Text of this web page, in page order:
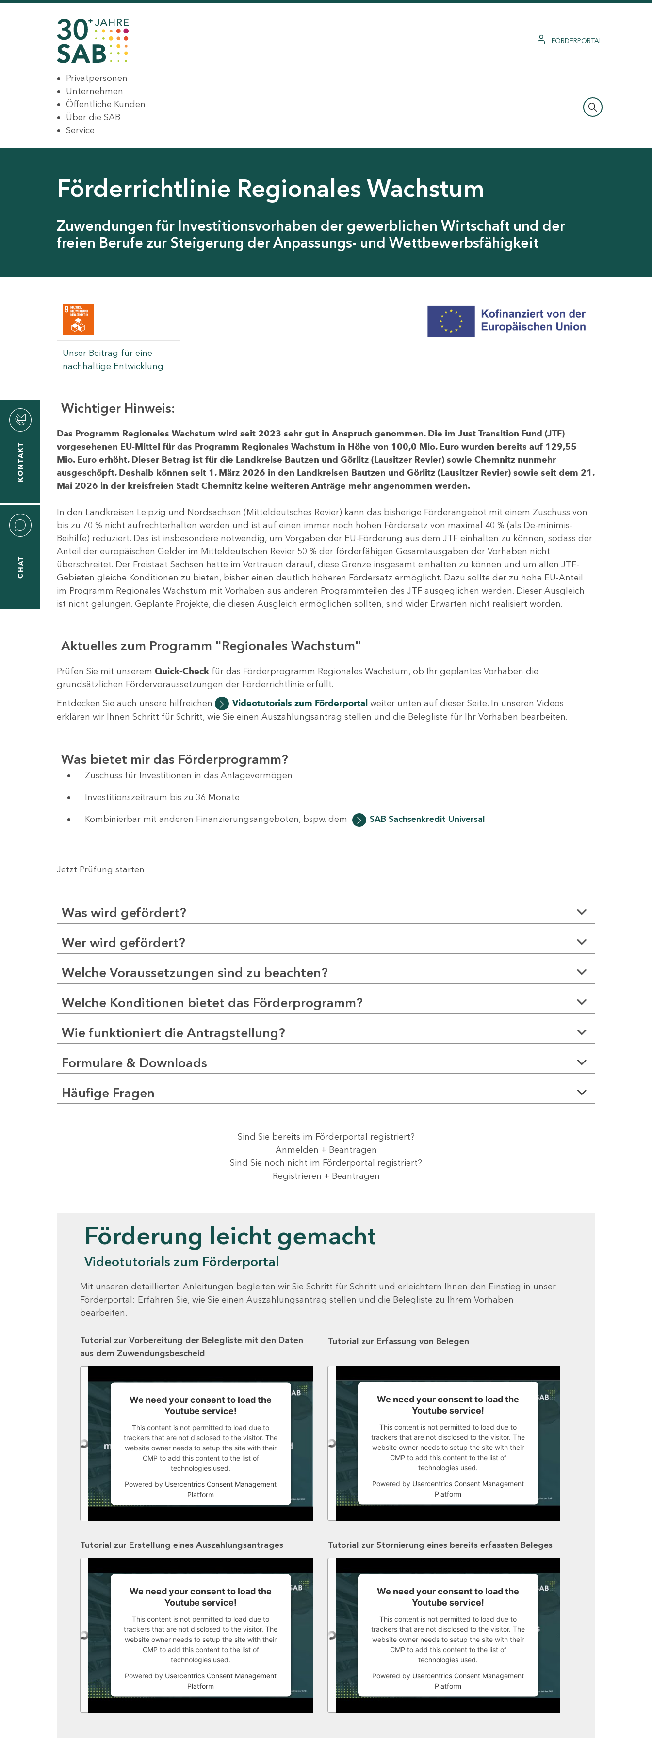
FÖRDERPORTAL
Privatpersonen
Unternehmen
Öffentliche Kunden
Über die SAB
Service
Förderrichtlinie Regionales Wachstum
Zuwendungen für Investitionsvorhaben der gewerblichen Wirtschaft und der
freien Berufe zur Steigerung der Anpassungs- und Wettbewerbsfähigkeit
Unser Beitrag für eine
nachhaltige Entwicklung
KONTAKT
CHAT
Wichtiger Hinweis:
Das Programm Regionales Wachstum wird seit 2023 sehr gut in Anspruch genommen. Die im Just Transition Fund (JTF)
vorgesehenen EU-Mittel für das Programm Regionales Wachstum in Höhe von 100,0 Mio. Euro wurden bereits auf 129,55
Mio. Euro erhöht. Dieser Betrag ist für die Landkreise Bautzen und Görlitz (Lausitzer Revier) sowie Chemnitz nunmehr
ausgeschöpft. Deshalb können seit 1. März 2026 in den Landkreisen Bautzen und Görlitz (Lausitzer Revier) sowie seit dem 21.
Mai 2026 in der kreisfreien Stadt Chemnitz keine weiteren Anträge mehr angenommen werden.
In den Landkreisen Leipzig und Nordsachsen (Mitteldeutsches Revier) kann das bisherige Förderangebot mit einem Zuschuss von
bis zu 70 % nicht aufrechterhalten werden und ist auf einen immer noch hohen Fördersatz von maximal 40 % (als De-minimis-
Beihilfe) reduziert. Das ist insbesondere notwendig, um Vorgaben der EU-Förderung aus dem JTF einhalten zu können, sodass der
Anteil der europäischen Gelder im Mitteldeutschen Revier 50 % der förderfähigen Gesamtausgaben der Vorhaben nicht
überschreitet. Der Freistaat Sachsen hatte im Vertrauen darauf, diese Grenze insgesamt einhalten zu können und um allen JTF-
Gebieten gleiche Konditionen zu bieten, bisher einen deutlich höheren Fördersatz ermöglicht. Dazu sollte der zu hohe EU-Anteil
im Programm Regionales Wachstum mit Vorhaben aus anderen Programmteilen des JTF ausgeglichen werden. Dieser Ausgleich
ist nicht gelungen. Geplante Projekte, die diesen Ausgleich ermöglichen sollten, sind wider Erwarten nicht realisiert worden.
Aktuelles zum Programm "Regionales Wachstum"
Prüfen Sie mit unserem Quick-Check für das Förderprogramm Regionales Wachstum, ob Ihr geplantes Vorhaben die
grundsätzlichen Fördervoraussetzungen der Förderrichtlinie erfüllt.
Entdecken Sie auch unsere hilfreichen
Videotutorials zum Förderportalweiter unten auf dieser Seite. In unseren Videos
erklären wir Ihnen Schritt für Schritt, wie Sie einen Auszahlungsantrag stellen und die Belegliste für Ihr Vorhaben bearbeiten.
Was bietet mir das Förderprogramm?
Zuschuss für Investitionen in das Anlagevermögen
Investitionszeitraum bis zu 36 Monate
Kombinierbar mit anderen Finanzierungsangeboten, bspw. dem SAB Sachsenkredit Universal
Jetzt Prüfung starten
Was wird gefördert?
Wer wird gefördert?
Welche Voraussetzungen sind zu beachten?
Welche Konditionen bietet das Förderprogramm?
Wie funktioniert die Antragstellung?
Formulare & Downloads
Häufige Fragen
Sind Sie bereits im Förderportal registriert?
Anmelden + Beantragen
Sind Sie noch nicht im Förderportal registriert?
Registrieren + Beantragen
Förderung leicht gemacht
Videotutorials zum Förderportal
Mit unseren detaillierten Anleitungen begleiten wir Sie Schritt für Schritt und erleichtern Ihnen den Einstieg in unser
Förderportal: Erfahren Sie, wie Sie einen Auszahlungsantrag stellen und die Belegliste zu Ihrem Vorhaben
bearbeiten.
Tutorial zur Vorbereitung der Belegliste mit den Daten
aus dem Zuwendungsbescheid
We need your consent to load the
Youtube service!
This content is not permitted to load due to
trackers that are not disclosed to the visitor. The
website owner needs to setup the site with their
CMP to add this content to the list of
technologies used.
Powered by Usercentrics Consent Management
Platform
Tutorial zur Erfassung von Belegen
We need your consent to load the
Youtube service!
This content is not permitted to load due to
trackers that are not disclosed to the visitor. The
website owner needs to setup the site with their
CMP to add this content to the list of
technologies used.
Powered by Usercentrics Consent Management
Platform
Tutorial zur Erstellung eines Auszahlungsantrages
We need your consent to load the
Youtube service!
This content is not permitted to load due to
trackers that are not disclosed to the visitor. The
website owner needs to setup the site with their
CMP to add this content to the list of
technologies used.
Powered by Usercentrics Consent Management
Platform
Tutorial zur Stornierung eines bereits erfassten Beleges
We need your consent to load the
Youtube service!
This content is not permitted to load due to
trackers that are not disclosed to the visitor. The
website owner needs to setup the site with their
CMP to add this content to the list of
technologies used.
Powered by Usercentrics Consent Management
Platform